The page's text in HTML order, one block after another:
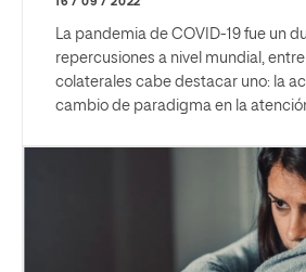
La pandemia de COVID-19 fue un
repercusiones a nivel mundial,
colaterales cabe destacar uno: la
cambio de paradigma en la